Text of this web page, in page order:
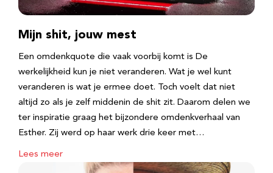
Mijn shit, jouw mest
Een omdenkquote die vaak voorbij komt is De
werkelijkheid kun je niet veranderen. Wat je wel kunt
veranderen is wat je ermee doet. Toch voelt dat niet
altijd zo als je zelf middenin de shit zit. Daarom delen we
ter inspiratie graag het bijzondere omdenkverhaal van
Esther. Zij werd op haar werk drie keer met…
Lees meer